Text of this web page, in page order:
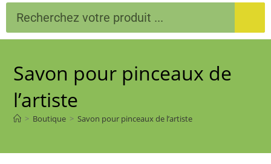
Savon pour pinceaux de
l’artiste
> Boutique > Savon pour pinceaux de l’artiste